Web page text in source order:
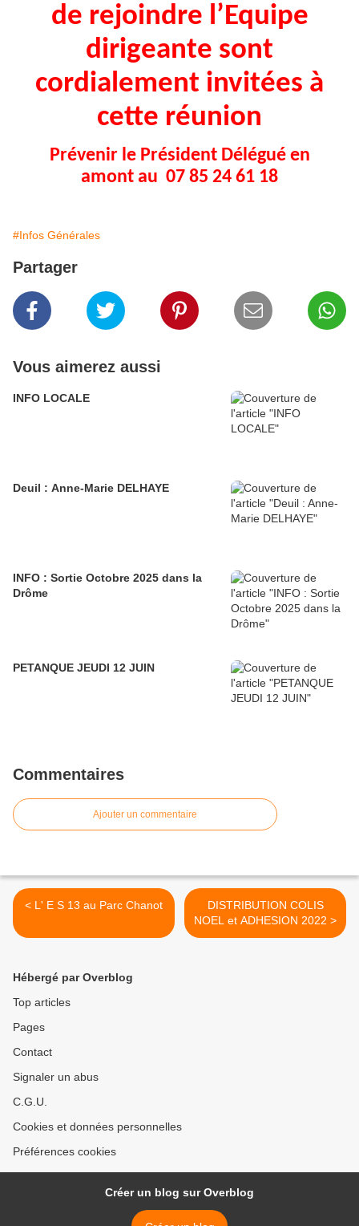
de rejoindre l’Equipe
dirigeante sont
cordialement invitées à
cette réunion
Prévenir le Président Délégué en
amont au 07 85 24 61 18
#Infos Générales
Partager
Vous aimerez aussi
INFO LOCALE
Deuil : Anne-Marie DELHAYE
INFO : Sortie Octobre 2025 dans la
Drôme
PETANQUE JEUDI 12 JUIN
Commentaires
Ajouter un commentaire
< L' E S 13 au Parc Chanot
DISTRIBUTION COLIS
NOEL et ADHESION 2022 >
Hébergé par Overblog
Top articles
Pages
Contact
Signaler un abus
C.G.U.
Cookies et données personnelles
Préférences cookies
Créer un blog sur Overblog